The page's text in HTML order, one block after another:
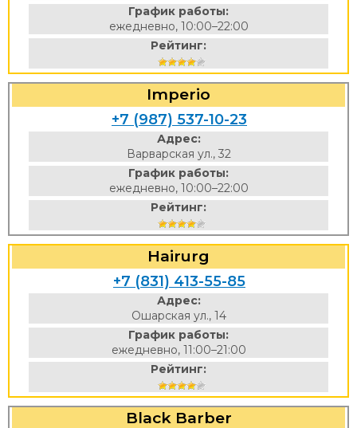
График работы:
ежедневно, 10:00–22:00
Рейтинг:
Imperio
+7 (987) 537-10-23
Адрес:
Варварская ул., 32
График работы:
ежедневно, 10:00–22:00
Рейтинг:
Hairurg
+7 (831) 413-55-85
Адрес:
Ошарская ул., 14
График работы:
ежедневно, 11:00–21:00
Рейтинг:
Black Barber